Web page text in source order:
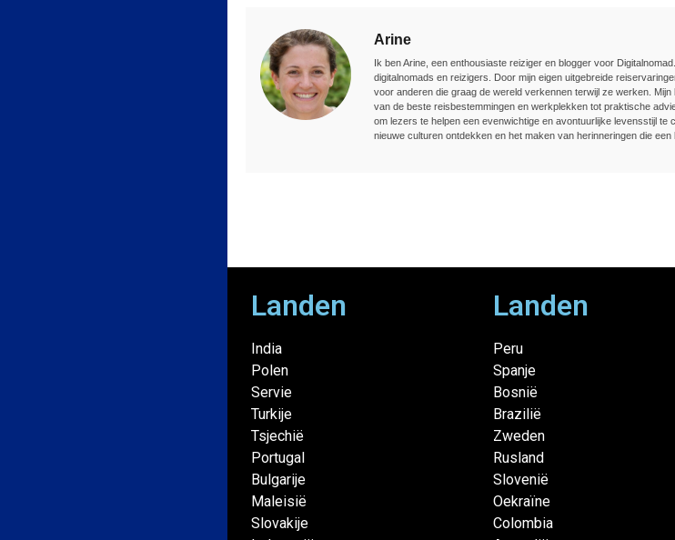
Arine
Ik ben Arine, een enthousiaste reiziger en blogger voor
digitalnomads en reizigers. Door mijn eigen uitgebreide
voor anderen die graag de wereld verkennen terwijl ze werken. Mijn
van de beste reisbestemmingen en werkplekken tot praktische
om lezers te helpen een evenwichtige en avontuurlijke levensstijl te
nieuwe culturen ontdekken en het maken van herinneringen die een
Landen
India
Polen
Servie
Turkije
Tsjechië
Portugal
Bulgarije
Maleisië
Slovakije
Landen
Peru
Spanje
Bosnië
Brazilië
Zweden
Rusland
Slovenië
Oekraïne
Colombia